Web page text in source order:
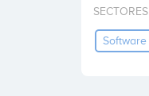
SECTORES
Software